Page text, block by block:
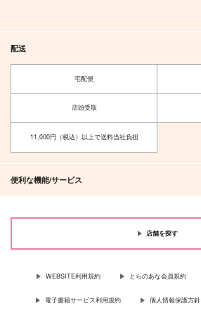
ラブレター・フロム・
715円（税込）
星屑ライセート
コーヒーとラブレタ
472円
配送
宅配便
店頭受取
11,000円（税込）以上で送料当社負担
便利な機能/サービス
店舗を探す
WEBSITE利用規約 とらのあな会員規約
電子書籍サービス利用規約 個人情報保護方針